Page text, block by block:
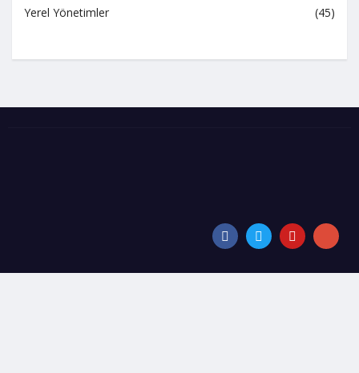
Yerel Yönetimler (45)